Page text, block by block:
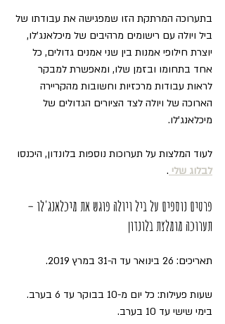
בתערוכה המרתקת הזו שמפגישה את עבודתו של
ביל ויולה עם רישומים מרהיבים של מיכלאנג'לו,
יוצרת חילופי אמנות בין שני אמנים גדולים, כל
אחד בתחומו ובזמן שלו, ומאפשרת למבקר
לראות עבודות מרכזיות וחשובות מהקריירה
הארוכה של ויולה לצד הציורים הגדולים של
מיכלאנג'לו.
לעוד המלצות על תערוכות נוספות בלונדון, היכנסו
לבלוג שלי .
פרטים נוספים על ביל ויולה פוגש את מיכלאנג'לו –
תערוכה מומלצת בלונדון
תאריכים: 26 בינואר עד ה-31 במרץ 2019.
שעות פעילות: כל יום מ-10 בבוקר עד 6 בערב.
בימי שישי עד 10 בערב.